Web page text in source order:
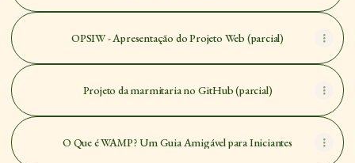
OPSIW - Apresentação do Projeto Web (parcial)
Projeto da marmitaria no GitHub (parcial)
O Que é WAMP? Um Guia Amigável para Iniciantes